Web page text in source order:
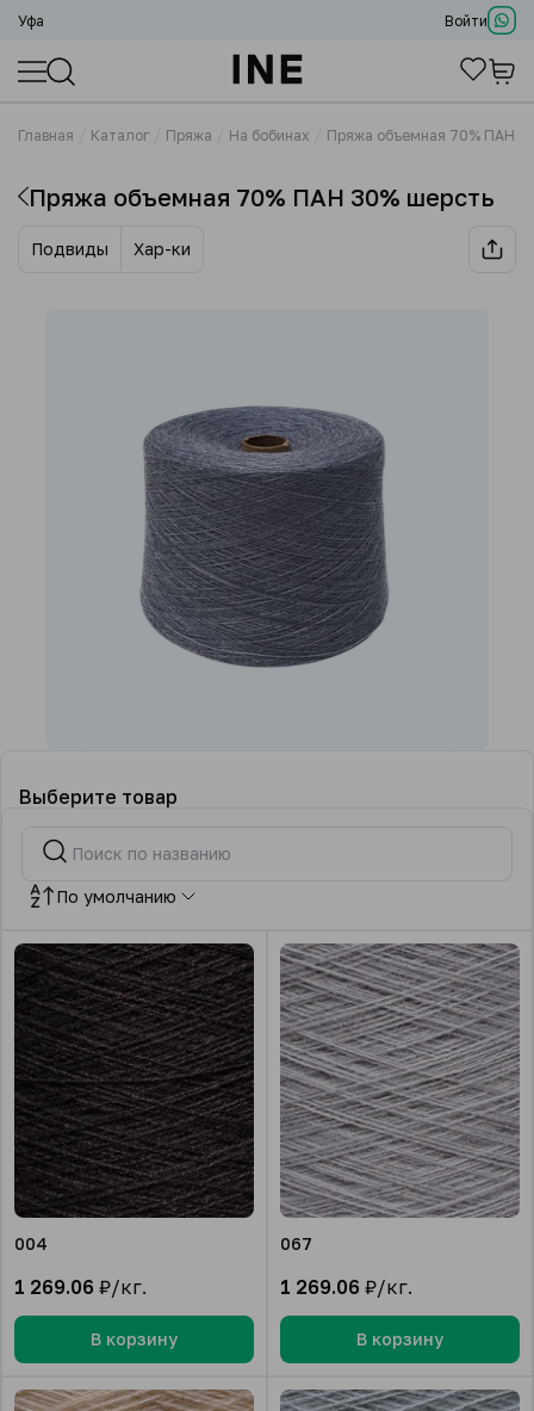
Уфа Войти
Главная Каталог Пряжа На бобинах Пряжа объемная 70% ПАН
Пряжа объемная 70% ПАН 30% шерсть
Подвиды Хар-ки
Выберите товар
По умолчанию
004
1 269.06 ₽/кг.
В корзину
067
1 269.06 ₽/кг.
В корзину